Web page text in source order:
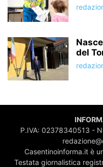
del
P.IVA: 02378340513 -
Casentinoinforma.it è
Testata giornalistica